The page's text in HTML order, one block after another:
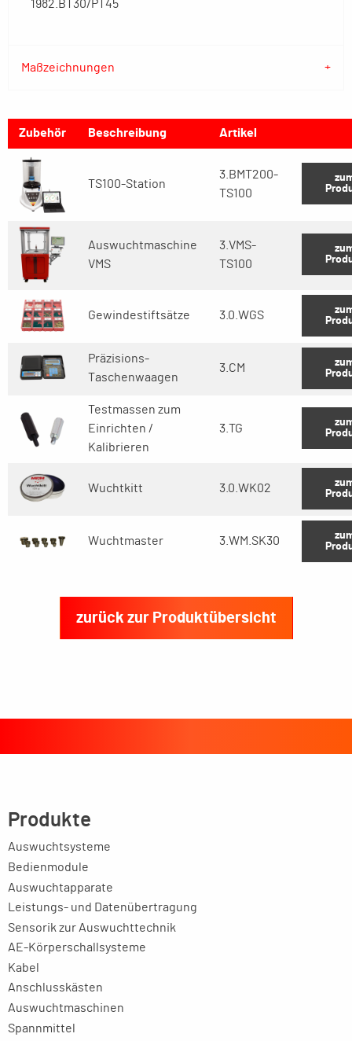
1982.BT30/PT45
Maßzeichnungen
Zubehör Beschreibung Artikel
TS100-Station
3.BMT200-
TS100
Auswuchtmaschine
VMS
3.VMS-
TS100
Gewindestiftsätze 3.0.WGS
Präzisions-
Taschenwaagen
3.CM
Testmassen zum
Einrichten /
Kalibrieren
3.TG
Wuchtkitt 3.0.WK02
Wuchtmaster 3.WM.SK30
zurück zur Produktübersicht
Produkte
Auswuchtsysteme
Bedienmodule
Auswuchtapparate
Leistungs- und Datenübertragung
Sensorik zur Auswuchttechnik
AE-Körperschallsysteme
Kabel
Anschlusskästen
Auswuchtmaschinen
Spannmittel